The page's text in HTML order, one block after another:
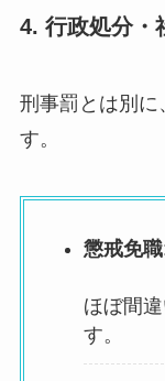
4. 行政処分・
刑事罰とは別に
す。
懲戒免職
ほぼ間
す。